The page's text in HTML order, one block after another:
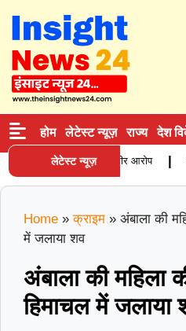
होम लेटेस्ट न्यूज़ राज्य देश
लेटेस्ट न्यूज़
की मौत, परिजनों ने लगाए गंभीर आरोप
Home » क्राइम »अंबाला की
में जलाया शव
अंबाला की महिला
हिमाचल में जलाया